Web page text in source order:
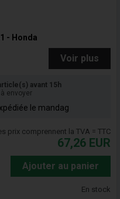
- Honda
Voir plus
avant 15h
envoyer
le mandag
prix comprennent la TVA = TTC
67,26 EUR
Ajouter au panier
En stock